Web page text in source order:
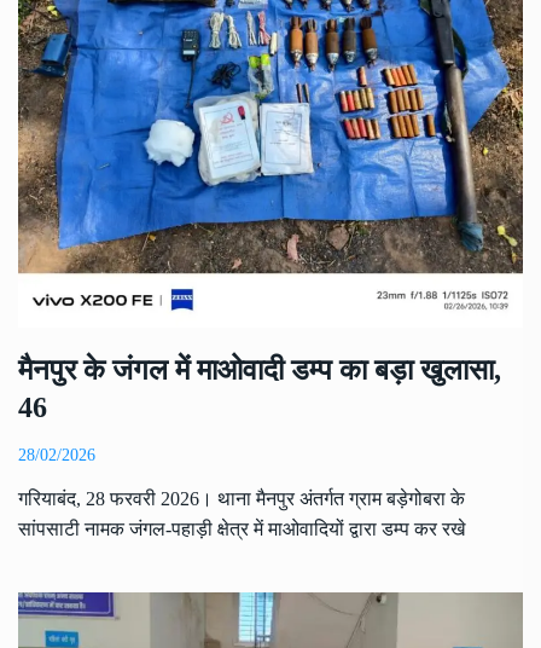
मैनपुर के जंगल में माओवादी डम्प का बड़ा खुलासा,
46
28/02/2026
गरियाबंद, 28 फरवरी 2026। थाना मैनपुर अंतर्गत ग्राम बड़ेगोबरा के
सांपसाटी नामक जंगल-पहाड़ी क्षेत्र में माओवादियों द्वारा डम्प कर रखे